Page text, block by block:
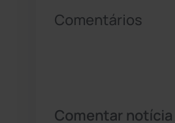
Comentários
Comentar notícia